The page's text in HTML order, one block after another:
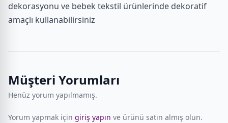
dekorasyonu ve bebek tekstil ürünlerinde dekoratif
amaçlı kullanabilirsiniz
Müşteri Yorumları
Henüz yorum yapılmamış.
Yorum yapmak için giriş yapın ve ürünü satın almış olun.